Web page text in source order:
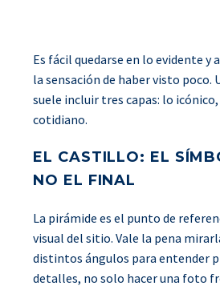
Es fácil quedarse en lo evidente y
la sensación de haber visto poco.
suele incluir tres capas: lo
cotidiano.
EL CASTILLO: EL
NO EL FINAL
La pirámide es el punto de
visual del sitio. Vale la pena
distintos ángulos para entender
detalles, no solo hacer una foto